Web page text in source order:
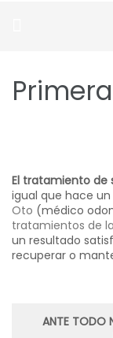
El tratamiento de
igual que hace
Oto (médico
tratamientos de
un resultado
recuperar o
ANTE TODO